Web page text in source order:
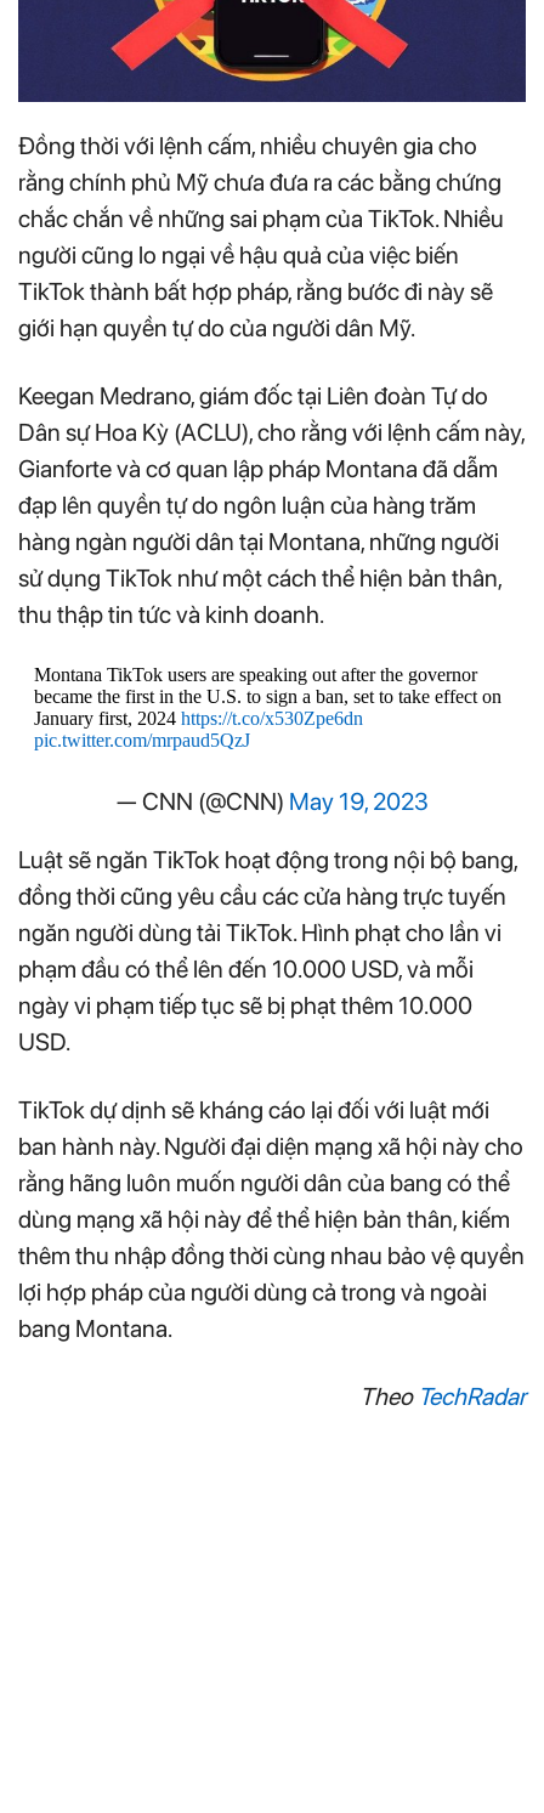
Đồng thời với lệnh cấm, nhiều chuyên gia cho
rằng chính phủ Mỹ chưa đưa ra các bằng chứng
chắc chắn về những sai phạm của TikTok. Nhiều
người cũng lo ngại về hậu quả của việc biến
TikTok thành bất hợp pháp, rằng bước đi này sẽ
giới hạn quyền tự do của người dân Mỹ.
Keegan Medrano, giám đốc tại Liên đoàn Tự do
Dân sự Hoa Kỳ (ACLU), cho rằng với lệnh cấm này,
Gianforte và cơ quan lập pháp Montana đã dẫm
đạp lên quyền tự do ngôn luận của hàng trăm
hàng ngàn người dân tại Montana, những người
sử dụng TikTok như một cách thể hiện bản thân,
thu thập tin tức và kinh doanh.
Montana TikTok users are speaking out after the governor
became the first in the U.S. to sign a ban, set to take effect on
January first, 2024 https://t.co/x530Zpe6dn
pic.twitter.com/mrpaud5QzJ
— CNN (@CNN) May 19, 2023
Luật sẽ ngăn TikTok hoạt động trong nội bộ bang,
đồng thời cũng yêu cầu các cửa hàng trực tuyến
ngăn người dùng tải TikTok. Hình phạt cho lần vi
phạm đầu có thể lên đến 10.000 USD, và mỗi
ngày vi phạm tiếp tục sẽ bị phạt thêm 10.000
USD.
TikTok dự dịnh sẽ kháng cáo lại đối với luật mới
ban hành này. Người đại diện mạng xã hội này cho
rằng hãng luôn muốn người dân của bang có thể
dùng mạng xã hội này để thể hiện bản thân, kiếm
thêm thu nhập đồng thời cùng nhau bảo vệ quyền
lợi hợp pháp của người dùng cả trong và ngoài
bang Montana.
Theo TechRadar